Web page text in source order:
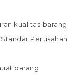
kualitas barang
Perusahan
barang